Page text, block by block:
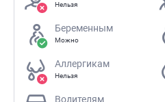
Нельзя
Беременным
Можно
Аллергикам
Нельзя
Водителям